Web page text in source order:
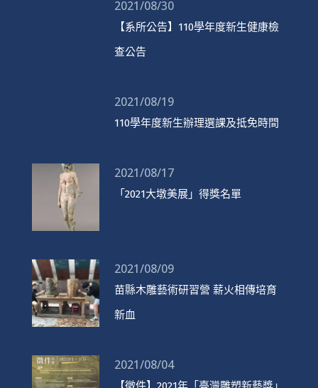
2021/08/30
【系所公告】110學年度新生健康檢
查公告
2021/08/19
110學年度新生辦理選課及抵免時間
2021/08/17
「2021大墩美展」得獎名單
2021/08/09
苗縣木雕藝術研習營 薪火相傳培育
新血
2021/08/04